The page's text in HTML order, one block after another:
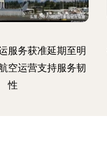
服务获准延期至明
空运营支持服务韧
性